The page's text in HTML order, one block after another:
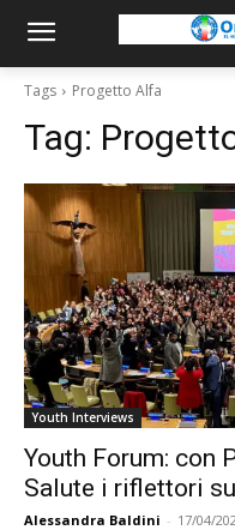
Tags Progetto Alfa
Tag:
Youth Interviews
Youth Forum: con
Salute i riflettori
Alessandra Baldini - 17/04/